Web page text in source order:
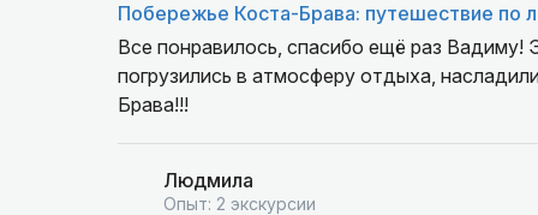
Побережье Коста-Брава: путешествие по
Все понравилось, спасибо ещё раз Вадиму!
погрузились в атмосферу отдыха,
Брава!!!
Людмила
Опыт: 2 экскурсии